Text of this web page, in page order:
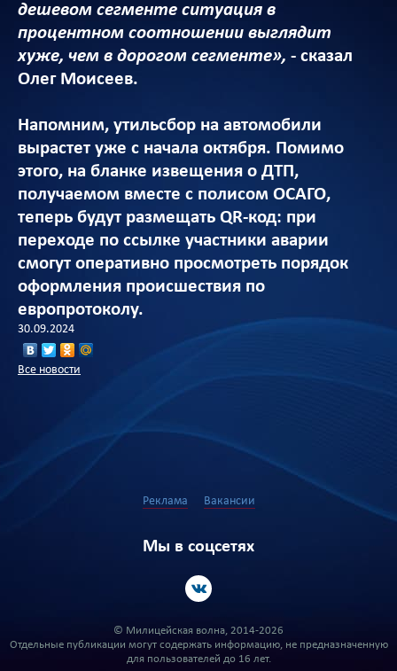
дешевом сегменте ситуация в
процентном соотношении выглядит
хуже, чем в дорогом сегменте», - сказал
Олег Моисеев.
Напомним, утильсбор на автомобили
вырастет уже с начала октября. Помимо
этого, на бланке извещения о ДТП,
получаемом вместе с полисом ОСАГО,
теперь будут размещать QR-код: при
переходе по ссылке участники аварии
смогут оперативно просмотреть порядок
оформления происшествия по
европротоколу.
30.09.2024
Все новости
Реклама Вакансии
Мы в соцсетях
© Милицейская волна, 2014-2026
Отдельные публикации могут содержать информацию, не предназначенную
для пользователей до 16 лет.